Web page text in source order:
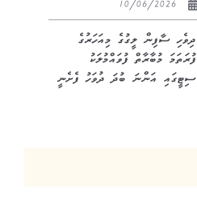
ދިވެހި ސާފިން ލީގުގެ މިއަހަރުގެ
ފުރަތަމަ މުބާރާތް ފުވައްމުލަކު
ސިޓީގައި އަންނަ ބުދަ ދުވަހު ފެށެނީ